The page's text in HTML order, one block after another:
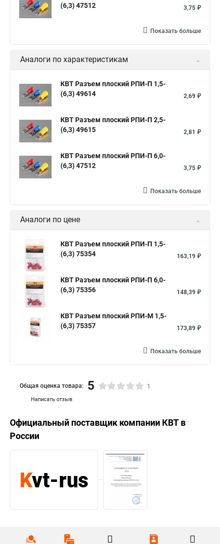
(6,3) 47512
3,75 ₽
Показать больше
Аналоги по характеристикам
КВТ Разъем плоский РПИ-П 1,5-
(6,3) 49614
2,69 ₽
КВТ Разъем плоский РПИ-П 2,5-
(6,3) 49615
2,81 ₽
КВТ Разъем плоский РПИ-П 6,0-
(6,3) 47512
3,75 ₽
Показать больше
Аналоги по цене
КВТ Разъем плоский РПИ-П 1,5-
(6,3) 75354
163,19 ₽
КВТ Разъем плоский РПИ-П 6,0-
(6,3) 75356
148,39 ₽
КВТ Разъем плоский РПИ-М 1,5-
(6,3) 75357
173,89 ₽
Показать больше
Написать отзыв
Общая оценка товара: 5 1
Официальный поставщик компании КВТ в
России